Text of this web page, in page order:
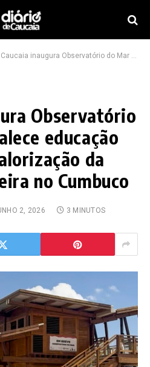
Caucaia inaugura Observatório do Mar e fortalece educação ambiental e valorização da cultura pesqueira no Cumbuco
Observatório
educação
da
no Cumbuco
2, 2026 3 MINUTOS